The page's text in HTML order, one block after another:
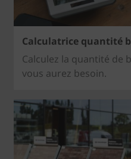
Calculatrice quantité
Calculez la quantité de
vous aurez besoin.